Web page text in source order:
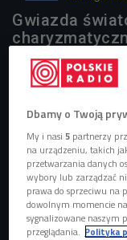
Gwiazda
powraca do
jamajskim
polskich grup
koncertach
album oraz
reggae –
13.08) i
(17-19.08).
Dbamy o Twoją
My i nasi5 partnerzy
na urządzeniu, takich
przetwarzania danych
wybory lub zarządzać
prawa do sprzeciwu na
dowolnym momencie
sygnalizowane naszym
przeglądania. Polityka